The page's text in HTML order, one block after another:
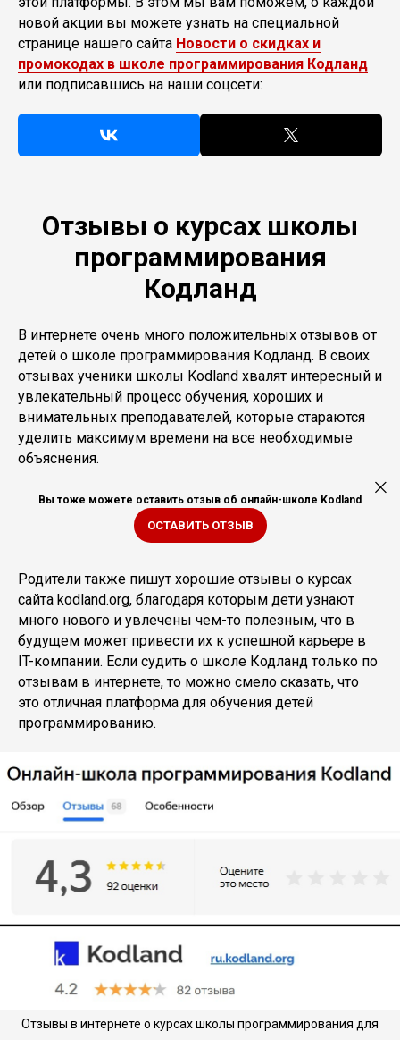
новой акции вы можете узнать на специальной
странице нашего сайта Новости о скидках и
промокодах в школе программирования Кодланд
или подписавшись на наши соцсети:
Отзывы о курсах школы
программирования
Кодланд
В интернете очень много положительных отзывов от
детей о школе программирования Кодланд. В своих
отзывах ученики школы Kodland хвалят интересный и
увлекательный процесс обучения, хороших и
внимательных преподавателей, которые стараются
уделить максимум времени на все необходимые
объяснения.
Вы тоже можете оставить отзыв об онлайн-школе Kodland
ОСТАВИТЬ ОТЗЫВ
Родители также пишут хорошие отзывы о курсах
сайта kodland.org, благодаря которым дети узнают
много нового и увлечены чем-то полезным, что в
будущем может привести их к успешной карьере в
IT-компании. Если судить о школе Кодланд только по
отзывам в интернете, то можно смело сказать, что
это отличная платформа для обучения детей
программированию.
Отзывы в интернете о курсах школы программирования для